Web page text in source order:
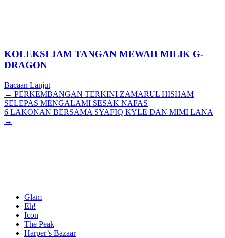
KOLEKSI JAM TANGAN MEWAH MILIK G-
DRAGON
Bacaan Lanjut
Posts
navigation
← PERKEMBANGAN TERKINI ZAMARUL HISHAM
SELEPAS MENGALAMI SESAK NAFAS
6 LAKONAN BERSAMA SYAFIQ KYLE DAN MIMI LANA
→
Glam
Eh!
Icon
The Peak
Harper’s Bazaar